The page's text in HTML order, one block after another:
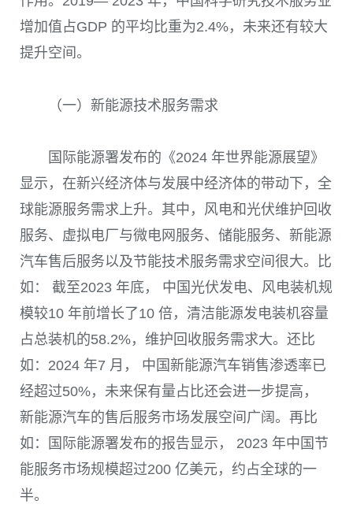
增加值占GDP 的平均比重为2.4%，未来还有较大
提升空间。
（一）新能源技术服务需求
国际能源署发布的《2024 年世界能源展望》
显示，在新兴经济体与发展中经济体的带动下，全
球能源服务需求上升。其中，风电和光伏维护回收
服务、虚拟电厂与微电网服务、储能服务、新能源
汽车售后服务以及节能技术服务需求空间很大。比
如： 截至2023 年底， 中国光伏发电、风电装机规
模较10 年前增长了10 倍，清洁能源发电装机容量
占总装机的58.2%，维护回收服务需求大。还比
如：2024 年7 月， 中国新能源汽车销售渗透率已
经超过50%，未来保有量占比还会进一步提高，
新能源汽车的售后服务市场发展空间广阔。再比
如：国际能源署发布的报告显示， 2023 年中国节
能服务市场规模超过200 亿美元，约占全球的一
半。